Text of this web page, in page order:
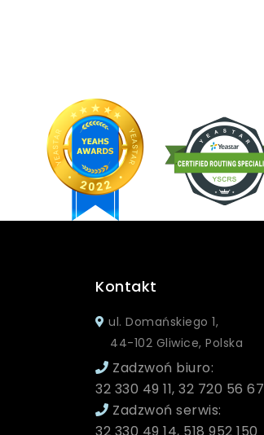
Kontakt
ul. Domańskiego 1,
44-102 Gliwice, Polska
Zadzwoń biuro:
32 330 49 11, 32 720 56 67
Zadzwoń serwis: